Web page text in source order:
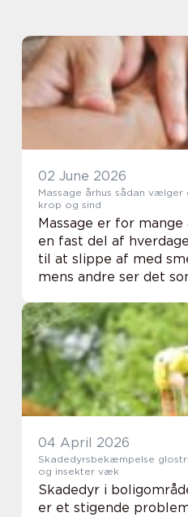
02 June 2026
Massage århus sådan vælger du den rette behandling til
krop og sind
Massage er for
en fast del af
til at slippe af med
mens andre ser det
kontoret, studiet eller
04 April 2026
Skadedyrsbekæmpelse
og insekter væk
Skadedyr i
er et stigende